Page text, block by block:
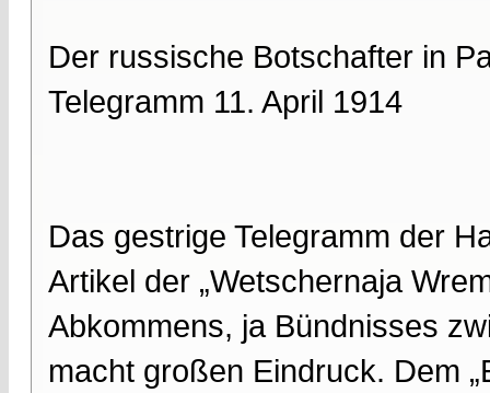
Der russische Botschafter in
Telegramm 11. April 1914
Das gestrige Telegramm der
Artikel der „Wetschernaja
Abkommens, ja Bündnisses
macht großen Eindruck. Dem